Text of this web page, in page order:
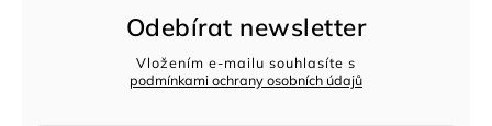
Odebírat newsletter
Vložením e-mailu souhlasíte s
podmínkami ochrany osobních údajů